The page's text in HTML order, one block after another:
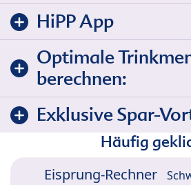
HiPP App
Optimale
berechnen:
Exklusive Spar-
Häufig
Eisprung-Rechner